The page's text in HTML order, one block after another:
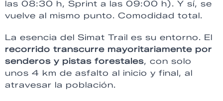
las 08:30 h, Sprint a las 09:00 h). Y sí, se
vuelve al mismo punto. Comodidad total.
La esencia del Simat Trail es su entorno. El
recorrido transcurre mayoritariamente por
senderos y pistas forestales, con solo
unos 4 km de asfalto al inicio y final, al
atravesar la población.